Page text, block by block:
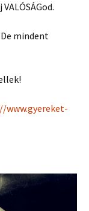
mindent
www.gyereket-